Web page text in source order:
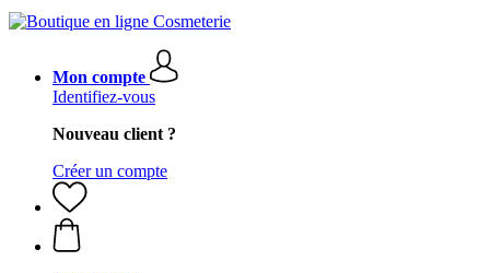
Mon compte
Identifiez-vous
Nouveau client ?
Créer un compte